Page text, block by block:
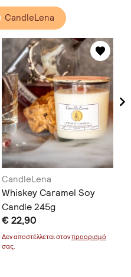
CandleLena
CandleLena
Whiskey Caramel Soy
Candle 245g
€ 22,90
Δεν αποστέλλεται στονπροορισμό
σας.